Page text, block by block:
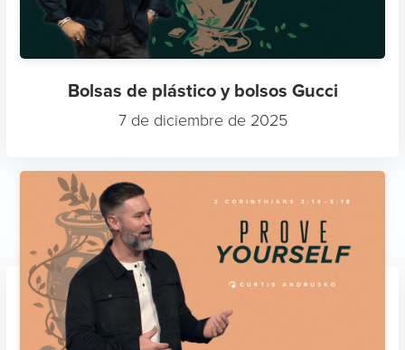
Bolsas de plástico y bolsos Gucci
7 de diciembre de 2025